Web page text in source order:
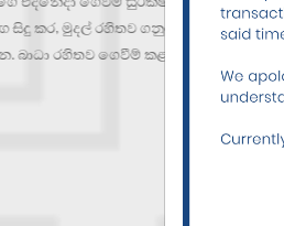
සිදු වන ආර්ථිකයක් ගොඩ නැංවීමට
හැකි පහසු ක්‍රමයක් ඔබටත්, අදම එක්වන්න!